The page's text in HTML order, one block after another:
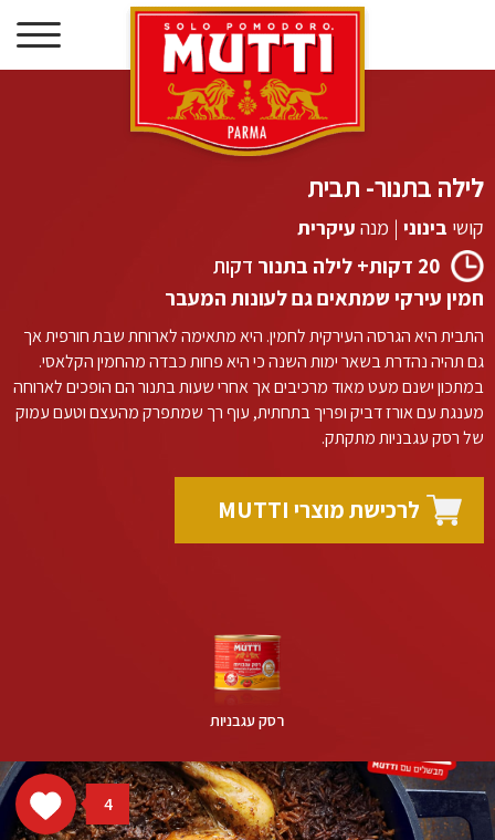
לילה בתנור- תבית
קושי בינוני | מנה עיקרית
20 דקות+ לילה בתנור
דקות
חמין עירקי שמתאים גם לעונות המעבר
התבית היא הגרסה העירקית לחמין. היא מתאימה לארוחת שבת חורפית אך
גם תהיה נהדרת בשאר ימות השנה כי היא פחות כבדה מהחמין הקלאסי.
במתכון ישנם מעט מאוד מרכיבים אך אחרי שעות בתנור הם הופכים לארוחה
מענגת עם אורז דביק ופריך בתחתית, עוף רך שמתפרק מהעצם וטעם עמוק
של רסק עגבניות מתקתק.
לרכישת מוצרי MUTTI
רסק עגבניות
4